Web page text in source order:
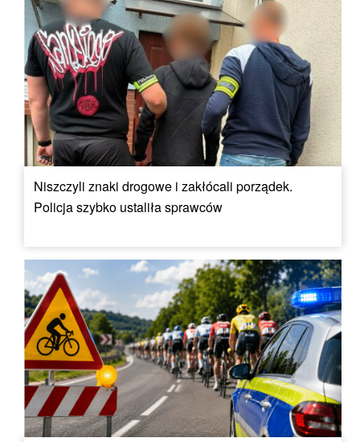
Niszczyli znaki drogowe i zakłócali porządek.
Policja szybko ustaliła sprawców